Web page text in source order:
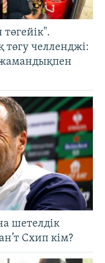
төгу челленджі:
шетелдік
Схип кім?